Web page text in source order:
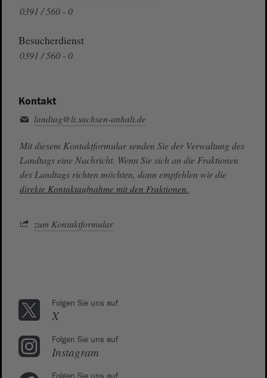
0391 / 560 - 0
Besucherdienst
0391 / 560 - 0
Kontakt
landtag@lt.sachsen-anhalt.de
Mit diesem Kontaktformular senden Sie der Verwaltung des
Landtags eine Nachricht. Wenn Sie sich an die Fraktionen
des Landtags richten möchten, dann empfehlen wir die
direkte Kontaktaufnahme mit den Fraktionen.
zum Kontaktformular
Folgen Sie uns auf
X
Folgen Sie uns auf
Instagram